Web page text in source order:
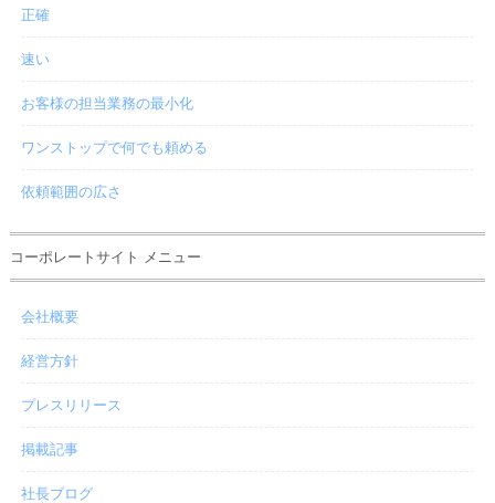
正確
速い
お客様の担当業務の最小化
ワンストップで何でも頼める
依頼範囲の広さ
コーポレートサイト メニュー
会社概要
経営方針
プレスリリース
掲載記事
社長ブログ